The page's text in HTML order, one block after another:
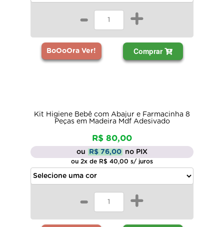
- +
BoOoOra Ver! Comprar
Kit Higiene Bebê com Abajur e Farmacinha 8
Peças em Madeira Mdf Adesivado
R$ 80,00
ou R$ 76,00 no PIX
ou 2x de R$ 40,00 s/ juros
- +